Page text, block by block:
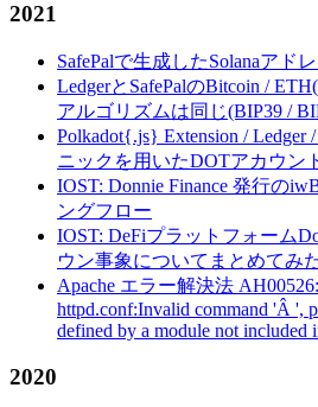
2021
SafePalで生成したSolanaアド
LedgerとSafePalのBitcoin /
アルゴリズムは同じ(BIP39 /
Polkadot{.js} Extension / Ledger
ニックを用いたDOTアカウン
IOST: Donnie Finance 発行の
ングフロー
IOST: DeFiプラットフォーム
ウン事象についてまとめてみ
Apache エラー解決法
httpd.conf:Invalid command 'Â ',
defined by a module not included
2020